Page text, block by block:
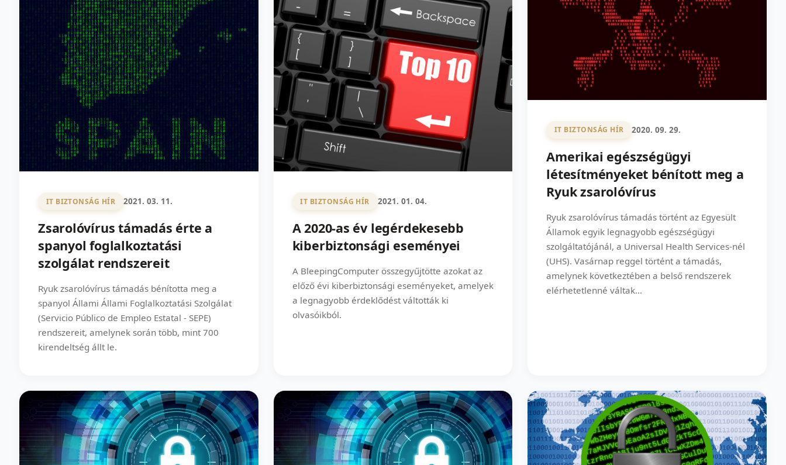
IT BIZTONSÁG HÍR 2021. 03. 11.
Zsarolóvírus támadás érte a
spanyol foglalkoztatási
szolgálat rendszereit
Ryuk zsarolóvírus támadás bénította meg a
spanyol Állami Állami Foglalkoztatási Szolgálat
(Servicio Público de Empleo Estatal - SEPE)
rendszereit, amelynek során több, mint 700
kirendeltség állt le.
IT BIZTONSÁG HÍR 2021. 01. 04.
A 2020-as év legérdekesebb
kiberbiztonsági eseményei
A BleepingComputer összegyűjtötte azokat az
előző évi kiberbiztonsági eseményeket, amelyek
a legnagyobb érdeklődést váltották ki
olvasóikból.
IT BIZTONSÁG HÍR 2020. 09. 29.
Amerikai egészségügyi
létesítményeket bénított meg a
Ryuk zsarolóvírus
Ryuk zsarolóvírus támadás történt az Egyesült
Államok egyik legnagyobb egészségügyi
szolgáltatójánál, a Universal Health Services-nél
(UHS). Vasárnap reggel történt a támadás,
amelynek következtében a belső rendszerek
elérhetetlenné váltak...